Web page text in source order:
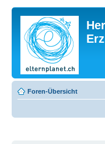
Foren-Übersicht